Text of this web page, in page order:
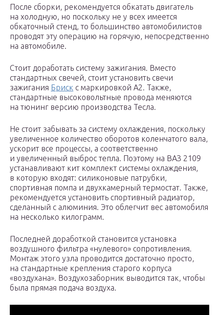
После сборки, рекомендуется обкатать двигатель
на холодную, но поскольку не у всех имеется
обкаточный стенд, то большинство автомобилистов
проводят эту операцию на горячую, непосредственно
на автомобиле.
Стоит доработать систему зажигания. Вместо
стандартных свечей, стоит установить свечи
зажигания Бриск с маркировкой А2. Также,
стандартные высоковольтные провода меняются
на тюнинг версию производства Тесла.
Не стоит забывать за систему охлаждения, поскольку
увеличенное количество оборотов коленчатого вала,
ускорит все процессы, а соответственно
и увеличенный выброс тепла. Поэтому на ВАЗ 2109
устанавливают кит комплект системы охлаждения,
в которую входят: силиконовые патрубки,
спортивная помпа и двухкамерный термостат. Также,
рекомендуется установить спортивный радиатор,
сделанный с алюминия. Это облегчит вес автомобиля
на несколько килограмм.
Последней доработкой становится установка
воздушного фильтра «нулевого» сопротивления.
Монтаж этого узла проводится достаточно просто,
на стандартные крепления старого корпуса
«воздухана». Воздухозаборник выводится так, чтобы
была прямая подача воздуха.